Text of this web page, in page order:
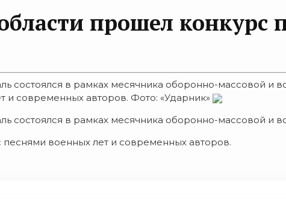
прошел конкурс
состоялся в рамках месячника оборонно-массовой и
и современных авторов. Фото: «Ударник»
состоялся в рамках месячника оборонно-массовой и
военных лет и современных авторов.